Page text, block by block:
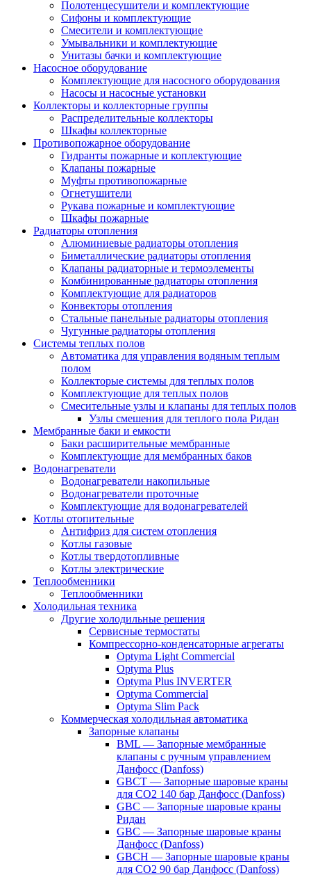
Полотенцесушители и комплектующие
Сифоны и комплектующие
Смесители и комплектующие
Умывальники и комплектующие
Унитазы бачки и комплектующие
Насосное оборудование
Комплектующие для насосного оборудования
Насосы и насосные установки
Коллекторы и коллекторные группы
Распределительные коллекторы
Шкафы коллекторные
Противопожарное оборудование
Гидранты пожарные и коплектующие
Клапаны пожарные
Муфты противопожарные
Огнетушители
Рукава пожарные и комплектующие
Шкафы пожарные
Радиаторы отопления
Алюминиевые радиаторы отопления
Биметаллические радиаторы отопления
Клапаны радиаторные и термоэлементы
Комбинированные радиаторы отопления
Комплектующие для радиаторов
Конвекторы отопления
Стальные панельные радиаторы отопления
Чугунные радиаторы отопления
Системы теплых полов
Автоматика для управления водяным теплым
полом
Коллекторые системы для теплых полов
Комплектующие для теплых полов
Смесительные узлы и клапаны для теплых полов
Узлы смешения для теплого пола Ридан
Мембранные баки и емкости
Баки расширительные мембранные
Комплектующие для мембранных баков
Водонагреватели
Водонагреватели накопильные
Водонагреватели проточные
Комплектующие для водонагревателей
Котлы отопительные
Антифриз для систем отопления
Котлы газовые
Котлы твердотопливные
Котлы электрические
Теплообменники
Теплообменники
Холодильная техника
Другие холодильные решения
Сервисные термостаты
Компрессорно-конденсаторные агрегаты
Optyma Light Commercial
Optyma Plus
Optyma Plus INVERTER
Optyma Commercial
Optyma Slim Pack
Коммерческая холодильная автоматика
Запорные клапаны
BML — Запорные мембранные
клапаны с ручным управлением
Данфосс (Danfoss)
GBCT — Запорные шаровые краны
для CO2 140 бар Данфосс (Danfoss)
GBC — Запорные шаровые краны
Ридан
GBC — Запорные шаровые краны
Данфосс (Danfoss)
GBCH — Запорные шаровые краны
для CO2 90 бар Данфосс (Danfoss)